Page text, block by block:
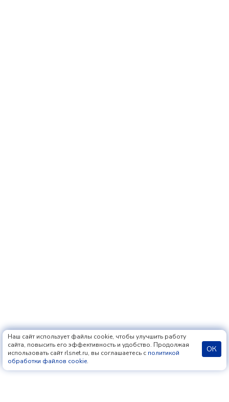
Наш сайт использует файлы cookie, чтобы улучшить работу
сайта, повысить его эффективность и удобство. Продолжая
использовать сайт rlsnet.ru, вы соглашаетесь с политикой
обработки файлов cookie.
ОК